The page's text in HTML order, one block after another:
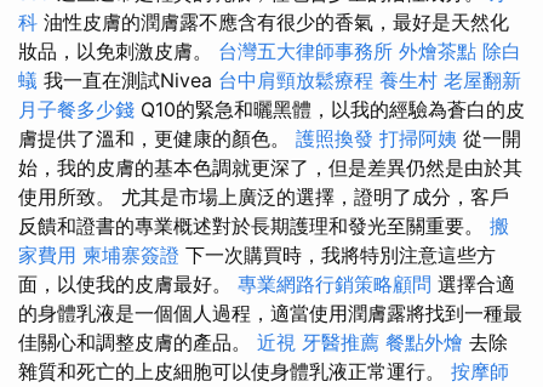
科 油性皮膚的潤膚露不應含有很少的香氣，最好是天然化
妝品，以免刺激皮膚。 台灣五大律師事務所 外燴茶點 除白
蟻 我一直在測試Nivea 台中肩頸放鬆療程 養生村 老屋翻新
月子餐多少錢 Q10的緊急和曬黑體，以我的經驗為蒼白的皮
膚提供了溫和，更健康的顏色。 護照換發 打掃阿姨 從一開
始，我的皮膚的基本色調就更深了，但是差異仍然是由於其
使用所致。 尤其是市場上廣泛的選擇，證明了成分，客戶
反饋和證書的專業概述對於長期護理和發光至關重要。 搬
家費用 柬埔寨簽證 下一次購買時，我將特別注意這些方
面，以使我的皮膚最好。 專業網路行銷策略顧問 選擇合適
的身體乳液是一個個人過程，適當使用潤膚露將找到一種最
佳關心和調整皮膚的產品。 近視 牙醫推薦 餐點外燴 去除
雜質和死亡的上皮細胞可以使身體乳液正常運行。 按摩師